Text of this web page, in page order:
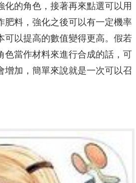
化的角色，接著再來點選可以用
肥料，強化之後可以有一定機率
可以提高的數值變得更高。假若
色當作材料來進行合成的話，可
增加，簡單來說就是一次可以召